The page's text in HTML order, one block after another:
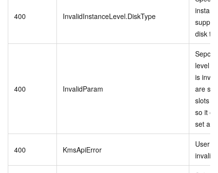
400 InvalidInstanceLevel.DiskType
disk
400 InvalidParam
level
is
are
slots
so it
set as
400 KmsApiError
User
invalid.